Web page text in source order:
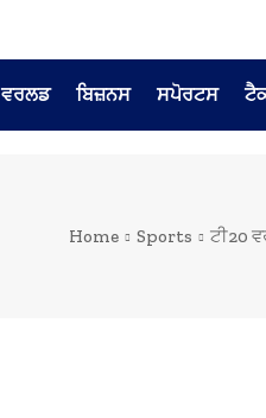
ਵਰਲਡ ਬਿਜ਼ਨਸ ਸਪੋਰਟਸ
Home Sports ਟੀ20